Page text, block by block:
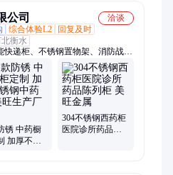
公司
洽谈
综合体验L2
回复及时
衡水
快递柜、不锈钢置物架、消防战斗
智能选层柜、不锈钢中药柜、手机
密柜、文件柜、取餐柜
锈 中药橱
加厚不锈
304不锈钢西药柜
医院诊所药品陈